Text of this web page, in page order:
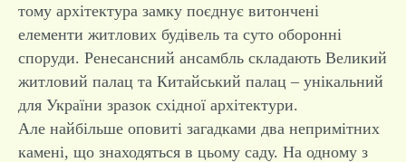
тому архітектура замку поєднує витончені
елементи житлових будівель та суто оборонні
споруди. Ренесансний ансамбль складають Великий
житловий палац та Китайський палац – унікальний
для України зразок східної архітектури.
Але найбільше оповиті загадками два непримітних
камені, що знаходяться в цьому саду. На одному з